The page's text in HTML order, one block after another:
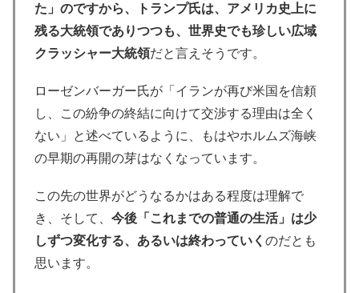
た」のですから、トランプ氏は、アメリカ史上に
残る大統領でありつつも、世界史でも珍しい広域
クラッシャー大統領だと言えそうです。
ローゼンバーガー氏が「イランが再び米国を信頼
し、この紛争の終結に向けて交渉する理由は全く
ない」と述べているように、もはやホルムズ海峡
の早期の再開の芽はなくなっています。
この先の世界がどうなるかはある程度は理解で
き、そして、 今後「これまでの普通の生活」は少
しずつ変化する、あるいは終わっていく のだとも
思います。